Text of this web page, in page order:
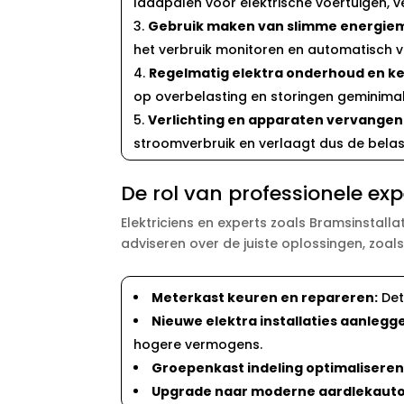
Gebruik maken van slimme
het verbruik monitoren en automatisch
Regelmatig elektra onderhoud en
op overbelasting en storingen
Verlichting en apparaten
stroomverbruik en verlaagt dus de
De rol van professionele
Elektriciens en experts zoals
adviseren over de juiste oplossingen,
Meterkast keuren en repareren:
Nieuwe elektra installaties
hogere vermogens.​
Groepenkast indeling
Upgrade naar moderne